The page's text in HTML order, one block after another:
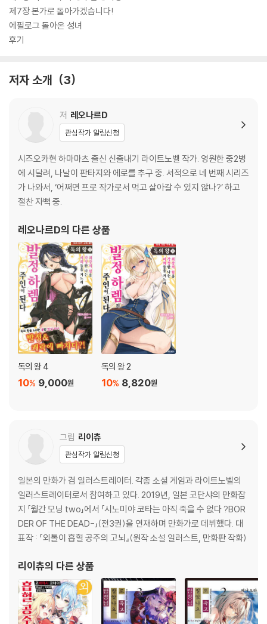
제7장 본가로 돌아가겠습니다!
에필로그 돌아온 성녀
후기
저자 소개 3
저 레오나르D
관심작가 알림신청
시즈오카현 하마마츠 출신 신출내기 라이트노벨 작가. 영원한 중2병
에 시달려, 나날이 판타지와 에로를 추구 중. 서적으로 네 번째 시리즈
가 나와서, ‘어쩌면 프로 작가로서 먹고 살아갈 수 있지 않나?’ 하고
절찬 자뻑 중.
레오나르D의 다른 상품
독의 왕 4
9,000원
10%
독의 왕 2
8,820원
10%
그림 리이츄
관심작가 알림신청
일본의 만화가 겸 일러스트레이터. 각종 소셜 게임과 라이트노벨의
일러스트레이터로서 참여하고 있다. 2019년, 일본 코단샤의 만화잡
지 「월간 모닝 two」에서 「시노미야 코타는 아직 죽을 수 없다 ?BOR
DER OF THE DEAD-」(전3권)을 연재하며 만화가로 데뷔했다. 대
표작 : 『외톨이 흡혈 공주의 고뇌』(원작 소설 일러스트, 만화판 작화)
리이츄의 다른 상품